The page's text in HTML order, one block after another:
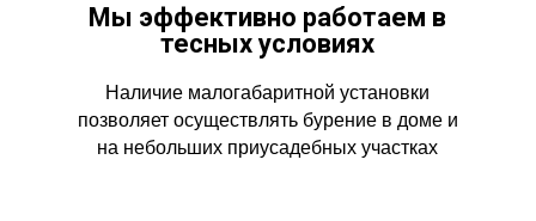
Мы эффективно работаем в
тесных условиях
Наличие малогабаритной установки
позволяет осуществлять бурение в доме и
на небольших приусадебных участках